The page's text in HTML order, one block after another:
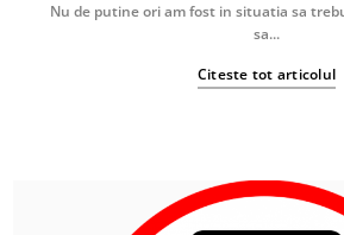
Nu de putine ori am fost in situatia sa
sa...
Citeste tot articolul